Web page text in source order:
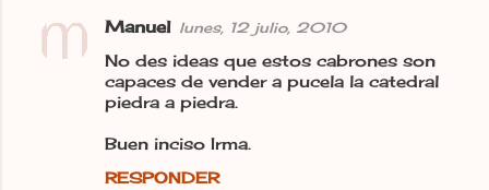
C
Manuel lunes, 12 julio, 2010
No des ideas que estos cabrones son
capaces de vender a pucela la catedral
piedra a piedra.
Buen inciso Irma.
RESPONDER